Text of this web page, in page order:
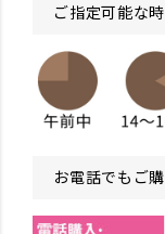
ご指定可能な
お電話でもご